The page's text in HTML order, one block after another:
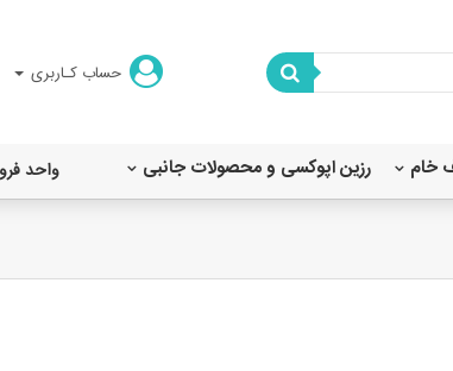
حساب کـاربری
خام رزین اپوکسی و محصولات جانبی واحد فروش :